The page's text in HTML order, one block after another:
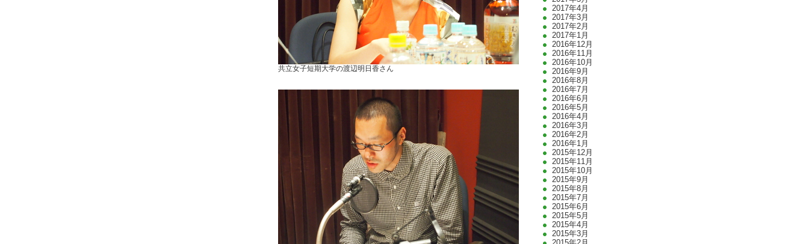
2017年4月
2017年3月
2017年2月
2017年1月
2016年12月
2016年11月
2016年10月
2016年9月
2016年8月
2016年7月
2016年6月
2016年5月
2016年4月
2016年3月
2016年2月
2016年1月
2015年12月
2015年11月
2015年10月
2015年9月
2015年8月
2015年7月
2015年6月
2015年5月
2015年4月
2015年3月
共立女子短期大学の渡辺明日香さん